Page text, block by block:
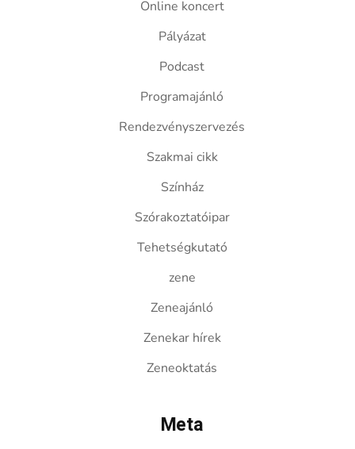
Online koncert
Pályázat
Podcast
Programajánló
Rendezvényszervezés
Szakmai cikk
Színház
Szórakoztatóipar
Tehetségkutató
zene
Zeneajánló
Zenekar hírek
Zeneoktatás
Meta